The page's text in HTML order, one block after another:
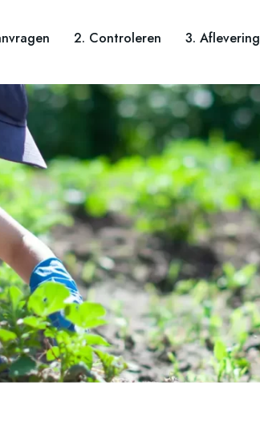
2. Controleren 3. Aflevering